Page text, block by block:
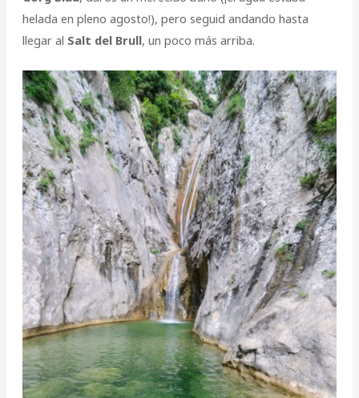
helada en pleno agosto!), pero seguid andando hasta
llegar al Salt del Brull, un poco más arriba.